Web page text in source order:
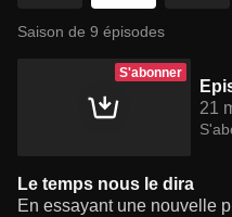
Saison de 9 épisodes
S'abonner
21
Le temps nous le dira
En essayant une nouvelle